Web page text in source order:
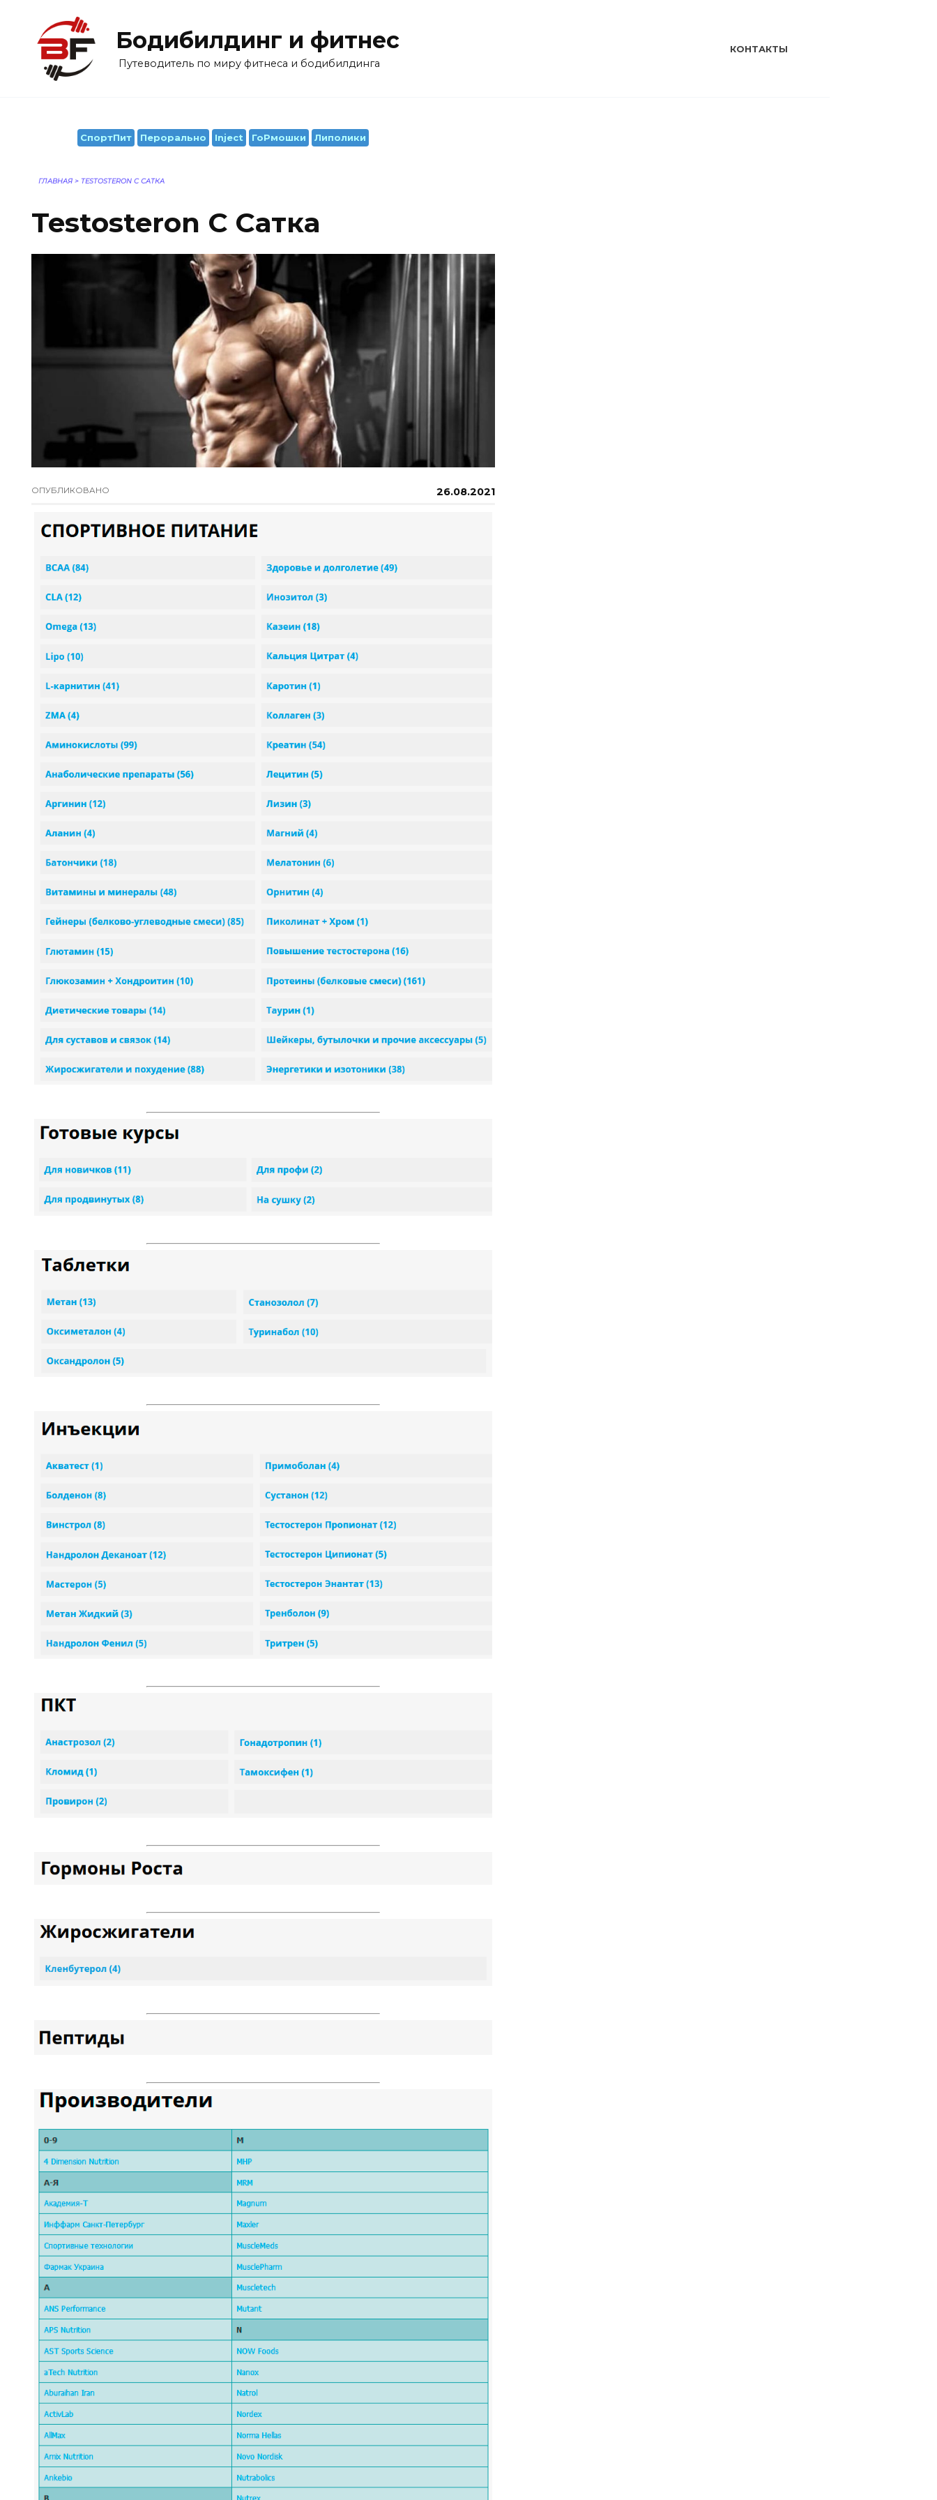
содержанию
Бодибилдинг и фитнес
Путеводитель по миру фитнеса и бодибилдинга
КОНТАКТЫ
СпортПит Перорально Inject ГоРмошки Липолики
ГЛАВНАЯ > TESTOSTERON C САТКА
Testosteron C Сатка
ОПУБЛИКОВАНО 26.08.2021